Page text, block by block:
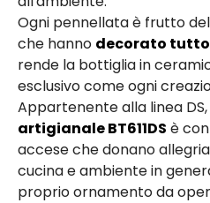
Ogni pennellata è frutto
che hanno decorato
rende la bottiglia in
esclusivo come ogni
Appartenente alla linea
artigianale BT611DS è
accese che donano
cucina e ambiente in
proprio ornamento da